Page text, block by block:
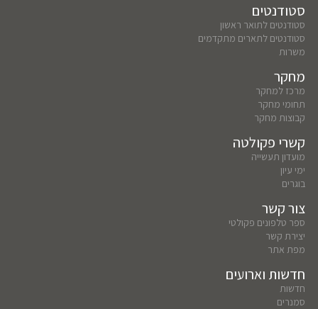
סטודנטים
סטודנטים לתואר ראשון
סטודנטים לתארים מתקדמים
משרות
מחקר
מרכז למחקר
תחומי מחקר
קבוצות מחקר
קשרי פקולטה
מועדון תעשייה
ימי עיון
בוגרים
צור קשר
ספר טלפונים פקולטי
יצירת קשר
מפת אתר
חדשות וארועים
חדשות
סמנרים